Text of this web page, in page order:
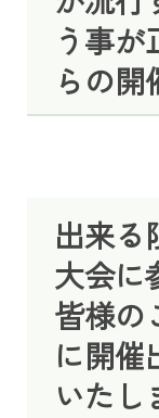
う事
らの開
出来る
大会に
皆様の
に開催
いたし